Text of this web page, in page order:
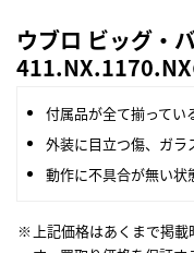
ウブロ ビッグ・
付属品が全て揃ってい
外装に目立つ傷、ガラ
動作に不具合が無い状
上記価格はあくまで掲